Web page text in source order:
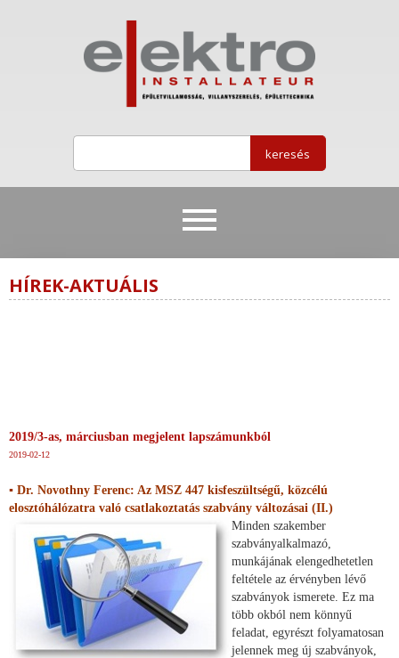
HÍREK-AKTUÁLIS
2019/3-as, márciusban megjelent lapszámunkból
2019-02-12
▪ Dr. Novothny Ferenc: Az MSZ 447 kisfeszültségű, közcélú
elosztóhálózatra való csatlakoztatás szabvány változásai (II.)
Minden szakember
szabványalkalmazó,
munkájának elengedhetetlen
feltétele az érvényben lévő
szabványok ismerete. Ez ma
több okból nem könnyű
feladat, egyrészt folyamatosan
jelennek meg új szabványok,